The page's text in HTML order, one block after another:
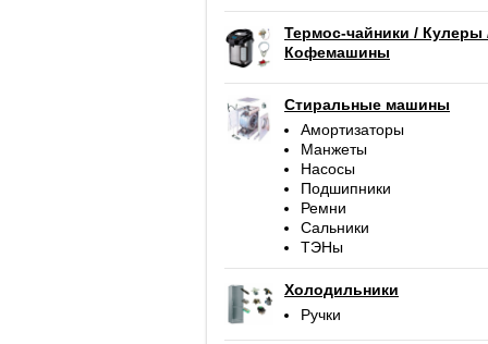
Термос-чайники / Кулеры
Кофемашины
Стиральные машины
Амортизаторы
Манжеты
Насосы
Подшипники
Ремни
Сальники
ТЭНы
Холодильники
Ручки